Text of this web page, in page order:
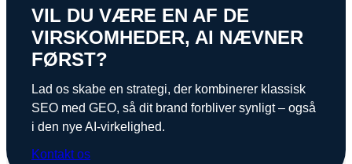
VIL DU VÆRE EN AF DE
VIRSKOMHEDER, AI NÆVNER
FØRST?
Lad os skabe en strategi, der kombinerer klassisk
SEO med GEO, så dit brand forbliver synligt – også
i den nye AI-virkelighed.
Kontakt os